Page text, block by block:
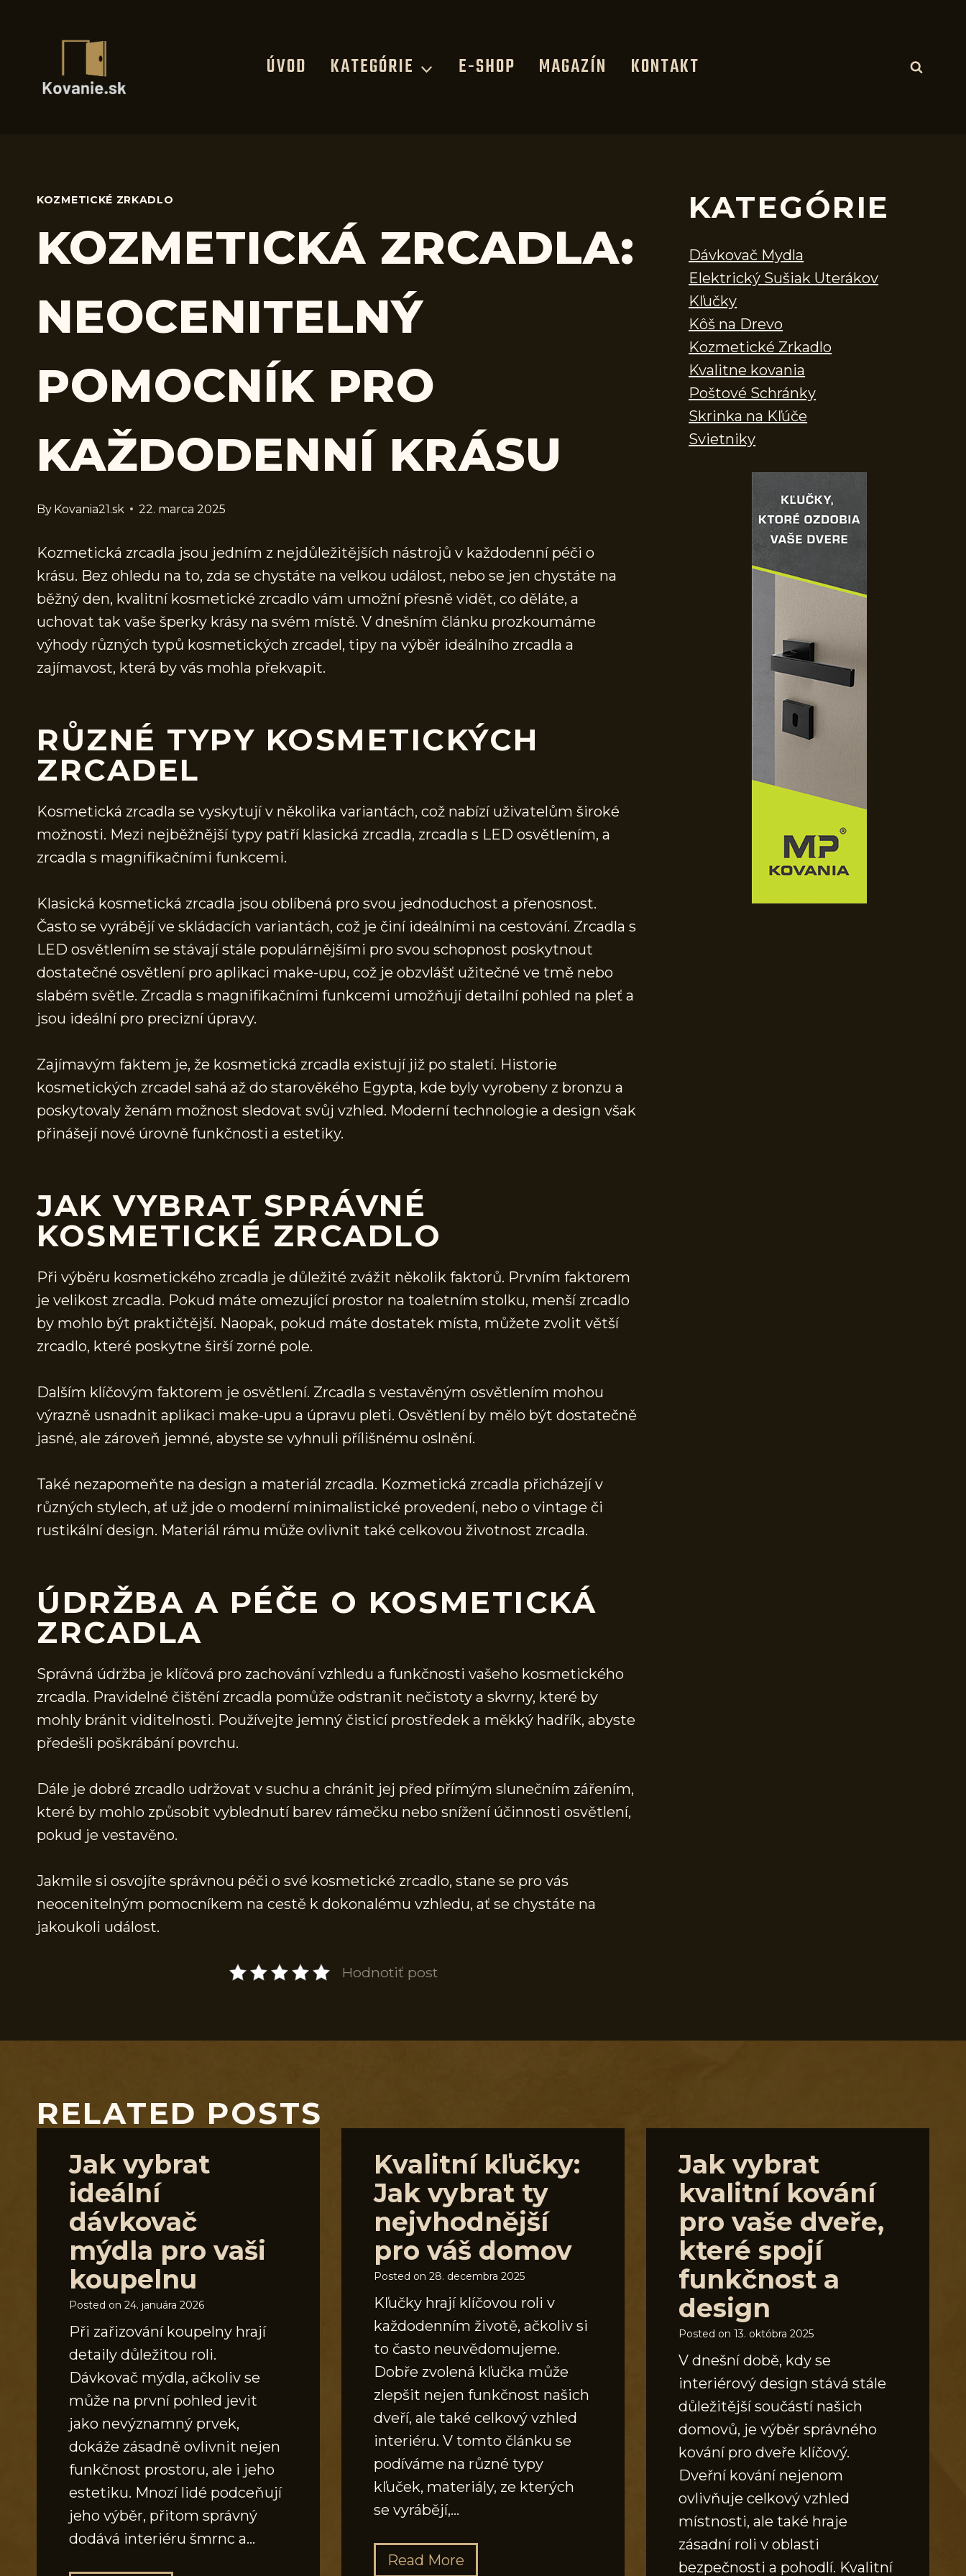
ÚVOD KATEGÓRIE E-SHOP MAGAZÍN KONTAKT
KOZMETICKÉ ZRKADLO
KOZMETICKÁ ZRCADLA:
NEOCENITELNÝ
POMOCNÍK PRO
KAŽDODENNÍ KRÁSU
By Kovania21.sk 22. marca 2025
Kozmetická zrcadla jsou jedním z nejdůležitějších nástrojů v každodenní péči o
krásu. Bez ohledu na to, zda se chystáte na velkou událost, nebo se jen chystáte na
běžný den, kvalitní kosmetické zrcadlo vám umožní přesně vidět, co děláte, a
uchovat tak vaše šperky krásy na svém místě. V dnešním článku prozkoumáme
výhody různých typů kosmetických zrcadel, tipy na výběr ideálního zrcadla a
zajímavost, která by vás mohla překvapit.
RŮZNÉ TYPY KOSMETICKÝCH
ZRCADEL
Kosmetická zrcadla se vyskytují v několika variantách, což nabízí uživatelům široké
možnosti. Mezi nejběžnější typy patří klasická zrcadla, zrcadla s LED osvětlením, a
zrcadla s magnifikačními funkcemi.
Klasická kosmetická zrcadla jsou oblíbená pro svou jednoduchost a přenosnost.
Často se vyrábějí ve skládacích variantách, což je činí ideálními na cestování. Zrcadla s
LED osvětlením se stávají stále populárnějšími pro svou schopnost poskytnout
dostatečné osvětlení pro aplikaci make-upu, což je obzvlášť užitečné ve tmě nebo
slabém světle. Zrcadla s magnifikačními funkcemi umožňují detailní pohled na pleť a
jsou ideální pro precizní úpravy.
Zajímavým faktem je, že kosmetická zrcadla existují již po staletí. Historie
kosmetických zrcadel sahá až do starověkého Egypta, kde byly vyrobeny z bronzu a
poskytovaly ženám možnost sledovat svůj vzhled. Moderní technologie a design však
přinášejí nové úrovně funkčnosti a estetiky.
JAK VYBRAT SPRÁVNÉ
KOSMETICKÉ ZRCADLO
Při výběru kosmetického zrcadla je důležité zvážit několik faktorů. Prvním faktorem
je velikost zrcadla. Pokud máte omezující prostor na toaletním stolku, menší zrcadlo
by mohlo být praktičtější. Naopak, pokud máte dostatek místa, můžete zvolit větší
zrcadlo, které poskytne širší zorné pole.
Dalším klíčovým faktorem je osvětlení. Zrcadla s vestavěným osvětlením mohou
výrazně usnadnit aplikaci make-upu a úpravu pleti. Osvětlení by mělo být dostatečně
jasné, ale zároveň jemné, abyste se vyhnuli přílišnému oslnění.
Také nezapomeňte na design a materiál zrcadla. Kozmetická zrcadla přicházejí v
různých stylech, ať už jde o moderní minimalistické provedení, nebo o vintage či
rustikální design. Materiál rámu může ovlivnit také celkovou životnost zrcadla.
ÚDRŽBA A PÉČE O KOSMETICKÁ
ZRCADLA
Správná údržba je klíčová pro zachování vzhledu a funkčnosti vašeho kosmetického
zrcadla. Pravidelné čištění zrcadla pomůže odstranit nečistoty a skvrny, které by
mohly bránit viditelnosti. Používejte jemný čisticí prostředek a měkký hadřík, abyste
předešli poškrábání povrchu.
Dále je dobré zrcadlo udržovat v suchu a chránit jej před přímým slunečním zářením,
které by mohlo způsobit vyblednutí barev rámečku nebo snížení účinnosti osvětlení,
pokud je vestavěno.
Jakmile si osvojíte správnou péči o své kosmetické zrcadlo, stane se pro vás
neocenitelným pomocníkem na cestě k dokonalému vzhledu, ať se chystáte na
jakoukoli událost.
Hodnotiť post
KATEGÓRIE
Dávkovač Mydla
Elektrický Sušiak Uterákov
Kľučky
Kôš na Drevo
Kozmetické Zrkadlo
Kvalitne kovania
Poštové Schránky
Skrinka na Kľúče
Svietniky
RELATED POSTS
Jak vybrat
ideální
dávkovač
mýdla pro vaši
koupelnu
Posted on 24. januára 2026
Při zařizování koupelny hrají
detaily důležitou roli.
Dávkovač mýdla, ačkoliv se
může na první pohled jevit
jako nevýznamný prvek,
dokáže zásadně ovlivnit nejen
funkčnost prostoru, ale i jeho
estetiku. Mnozí lidé podceňují
jeho výběr, přitom správný
dodává interiéru šmrnc a…
Kvalitní kľučky:
Jak vybrat ty
nejvhodnější
pro váš domov
Posted on 28. decembra 2025
Kľučky hrají klíčovou roli v
každodenním životě, ačkoliv si
to často neuvědomujeme.
Dobře zvolená kľučka může
zlepšit nejen funkčnost našich
dveří, ale také celkový vzhled
interiéru. V tomto článku se
podíváme na různé typy
kľuček, materiály, ze kterých
se vyrábějí,…
Read More
Jak vybrat
kvalitní kování
pro vaše dveře,
které spojí
funkčnost a
design
Posted on 13. októbra 2025
V dnešní době, kdy se
interiérový design stává stále
důležitější součástí našich
domovů, je výběr správného
kování pro dveře klíčový.
Dveřní kování nejenom
ovlivňuje celkový vzhled
místnosti, ale také hraje
zásadní roli v oblasti
bezpečnosti a pohodlí. Kvalitní